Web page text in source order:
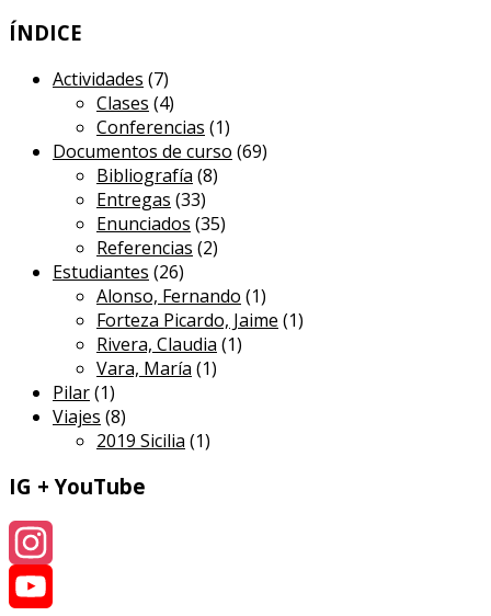
ÍNDICE
Actividades (7)
Clases (4)
Conferencias (1)
Documentos de curso (69)
Bibliografía (8)
Entregas (33)
Enunciados (35)
Referencias (2)
Estudiantes (26)
Alonso, Fernando (1)
Forteza Picardo, Jaime (1)
Rivera, Claudia (1)
Vara, María (1)
Pilar(1)
Viajes (8)
2019 Sicilia (1)
IG + YouTube
Instagram